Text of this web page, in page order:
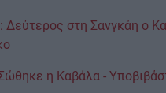
Δεύτερος στη Σανγκάη ο
η Καβάλα -